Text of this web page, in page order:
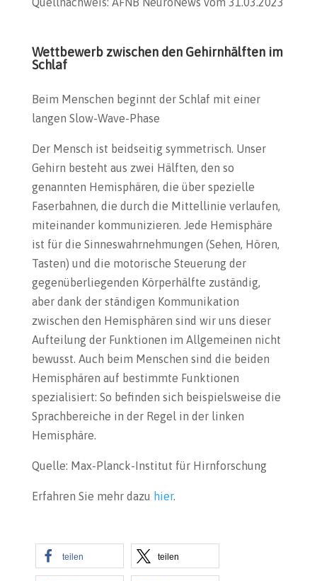
Wettbewerb zwischen den Gehirnhälften im
Schlaf
Beim Menschen beginnt der Schlaf mit einer
langen Slow-Wave-Phase
Der Mensch ist beidseitig symmetrisch. Unser
Gehirn besteht aus zwei Hälften, den so
genannten Hemisphären, die über spezielle
Faserbahnen, die durch die Mittellinie verlaufen,
miteinander kommunizieren. Jede Hemisphäre
ist für die Sinneswahrnehmungen (Sehen, Hören,
Tasten) und die motorische Steuerung der
gegenüberliegenden Körperhälfte zuständig,
aber dank der ständigen Kommunikation
zwischen den Hemisphären sind wir uns dieser
Aufteilung der Funktionen im Allgemeinen nicht
bewusst. Auch beim Menschen sind die beiden
Hemisphären auf bestimmte Funktionen
spezialisiert: So befinden sich beispielsweise die
Sprachbereiche in der Regel in der linken
Hemisphäre.
Quelle: Max-Planck-Institut für Hirnforschung
Erfahren Sie mehr dazu hier.
teilen teilen